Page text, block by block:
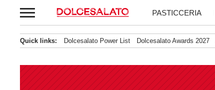
al
PASTICCERIA
Quick links: Dolcesalato Power List Dolcesalato Awards 2027